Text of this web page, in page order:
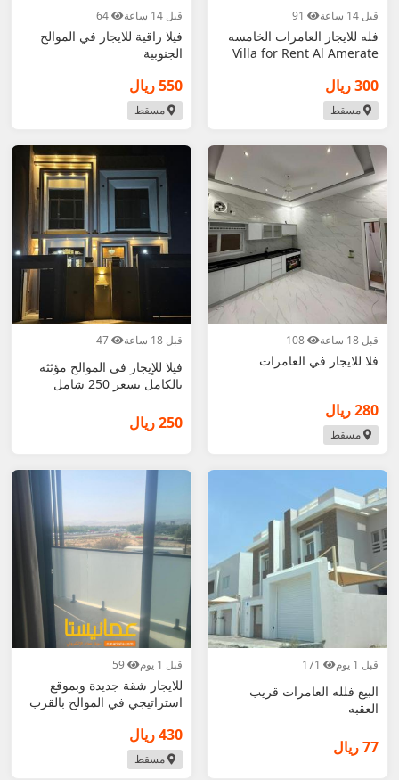
قبل 14 ساعة
فله للايجار العامرات الخامسه
Villa for Rent Al Amerate
300 ريال
مسقط
قبل 14 ساعة
فيلا راقية للايجار في الموالح
الجنوبية
550 ريال
مسقط
قبل 18 ساعة
فلا للايجار في العامرات
280 ريال
مسقط
قبل 18 ساعة
فيلا للإيجار في الموالح مؤثثه
بالكامل بسعر 250 شامل
250 ريال
قبل 1 يوم
البيع فلله العامرات قريب
العقبه
77 ريال
قبل 1 يوم
للايجار شقة جديدة وبموقع
استراتيجي في الموالح بالقرب
430 ريال
مسقط